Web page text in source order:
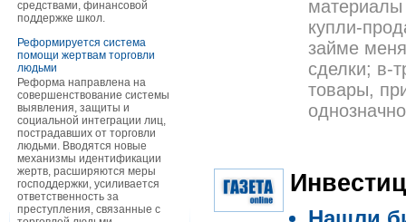
средствами, финансовой
поддержке школ.
Реформируется система
помощи жертвам торговли
людьми
Реформа направлена на
совершенствование системы
выявления, защиты и
социальной интеграции лиц,
пострадавших от торговли
людьми. Вводятся новые
механизмы идентификации
жертв, расширяются меры
господдержки, усиливается
ответственность за
преступления, связанные с
материалы
купли-
займе
сделки; в-
товары,